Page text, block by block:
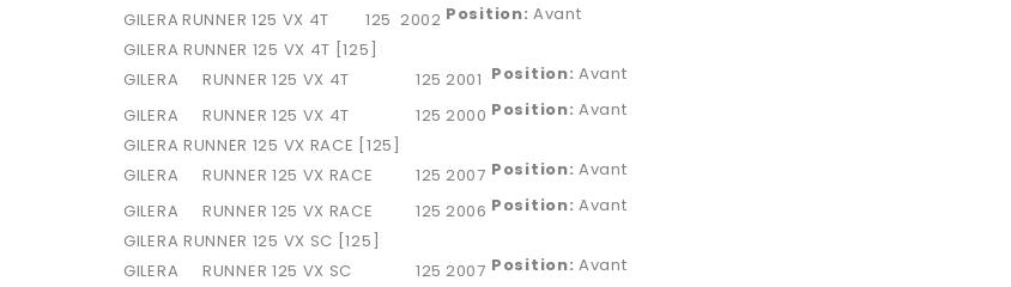
GILERA RUNNER 125 VX 4T 125 2002 Position: Avant
GILERA RUNNER 125 VX 4T [125]
GILERA
RUNNER 125 VX 4T 125 2001 Position: Avant
GILERA
RUNNER 125 VX 4T 125 2000 Position: Avant
GILERA RUNNER 125 VX RACE [125]
GILERA
RUNNER 125 VX RACE 125 2007 Position: Avant
GILERA
RUNNER 125 VX RACE 125 2006 Position: Avant
GILERA RUNNER 125 VX SC [125]
GILERA
RUNNER 125 VX SC 125 2007 Position: Avant